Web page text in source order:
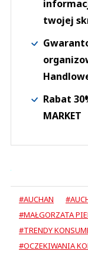
twojej
Rabat
MARKET
#AUCHAN
#MAŁGORZATA
#TRENDY
#OCZEKIWANIA